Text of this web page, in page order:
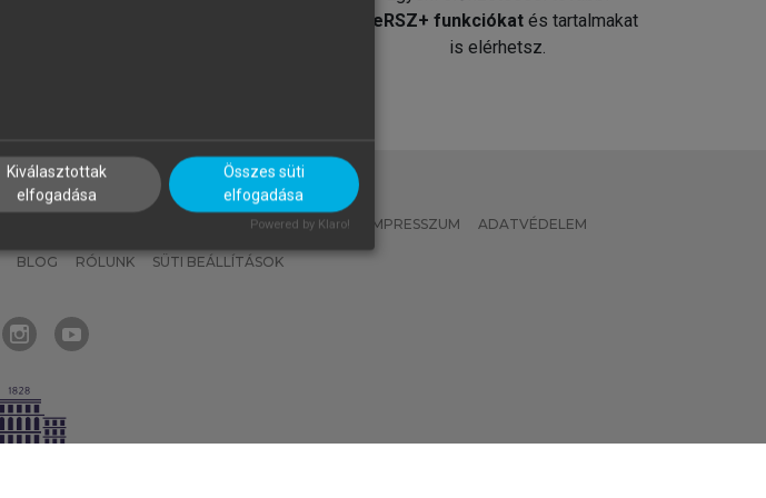
MeRSZ+ funkciókat és tartalmakat
is elérhetsz.
MI – ÁLTALÁNOS IRÁNYELVEK IMPRESSZUM ADATVÉDELEM
BLOG RÓLUNK SÜTI BEÁLLÍTÁSOK
Kiválasztottak
elfogadása
Összes süti
elfogadása
Powered by Klaro!